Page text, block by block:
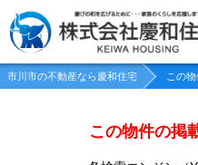
市川市の不動産なら慶和住宅 この
この物件の掲